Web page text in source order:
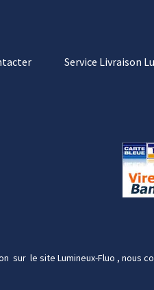
Service Livraison
sur le site Lumineux-Fluo , nous